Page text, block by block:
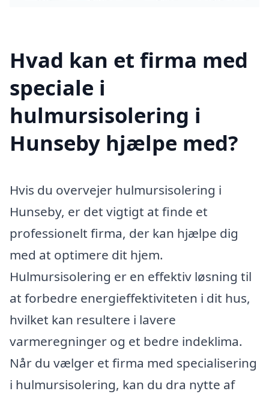
Hvad kan et firma med
speciale i
hulmursisolering i
Hunseby hjælpe med?
Hvis du overvejer hulmursisolering i
Hunseby, er det vigtigt at finde et
professionelt firma, der kan hjælpe dig
med at optimere dit hjem.
Hulmursisolering er en effektiv løsning til
at forbedre energieffektiviteten i dit hus,
hvilket kan resultere i lavere
varmeregninger og et bedre indeklima.
Når du vælger et firma med specialisering
i hulmursisolering, kan du dra nytte af